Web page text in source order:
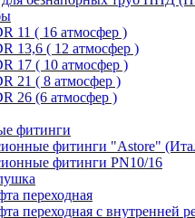
11 ( 16 атмосфер )
13,6 ( 12 атмосфер )
17 ( 10 атмосфер )
21 ( 8 атмосфер )
26 (6 атмосфер )
фитинги
фитинги "Astore"
фитинги PN10/16
переходная
переходная с внутренней